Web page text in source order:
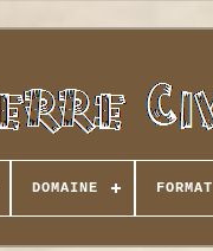
DOMAINE FORMAT